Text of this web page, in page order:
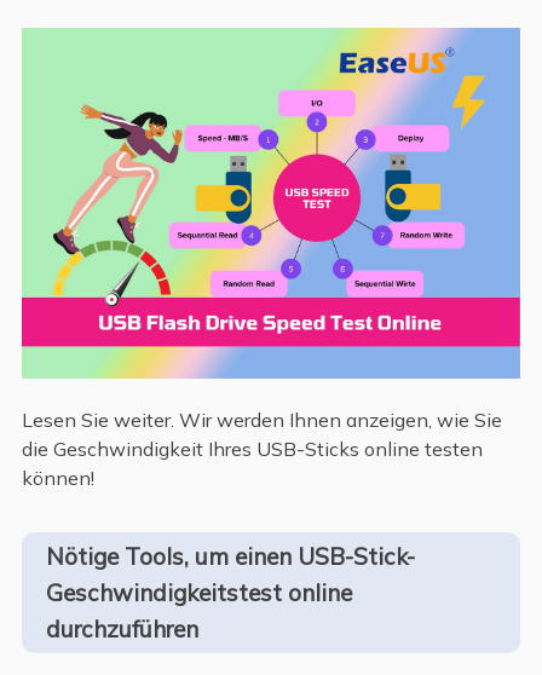
Lesen Sie weiter. Wir werden Ihnen anzeigen, wie Sie
die Geschwindigkeit Ihres USB-Sticks online testen
können!
Nötige Tools, um einen USB-Stick-
Geschwindigkeitstest online
durchzuführen